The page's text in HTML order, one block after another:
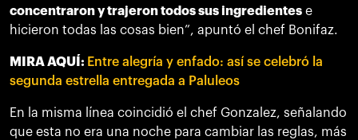
concentraron y trajeron todos sus ingredientes e
hicieron todas las cosas bien”, apuntó el chef Bonifaz.
MIRA AQUÍ: Entre alegría y enfado: así se celebró la
segunda estrella entregada a Paluleos
En la misma línea coincidió el chef Gonzalez, señalando
que esta no era una noche para cambiar las reglas, más